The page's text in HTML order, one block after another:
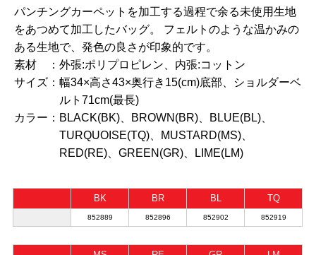
パンチングカーペットを加工する過程で余る未使用生地
をあつめて加工したバッグ。 フェルトのような温かみの
ある生地で、発色の良さが印象的です。
素材 ： 外張:ポリプロピレン、内張:コットン
サイズ： 幅34×高さ43×奥行き15(cm)底部、ショルダーベ
ルト71cm(最長)
カラー： BLACK(BK)、BROWN(BR)、BLUE(BL)、
TURQUOISE(TQ)、MUSTARD(MS)、
RED(RE)、GREEN(GR)、LIME(LM)
BK BR BL TQ
852889 852896 852902 852919